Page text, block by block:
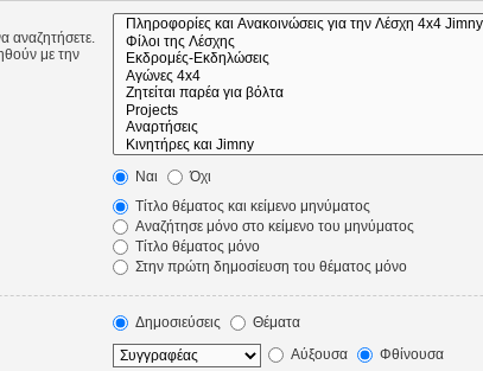
αναζητήσετε.
με την
Ναι
Όχι
Τίτλο θέματος και κείμενο μηνύματος
Αναζήτησε μόνο στο κείμενο του μηνύματος
Τίτλο θέματος μόνο
Στην πρώτη δημοσίευση του θέματος μόνο
Δημοσιεύσεις
Θέματα
Αύξουσα Φθίνουσα